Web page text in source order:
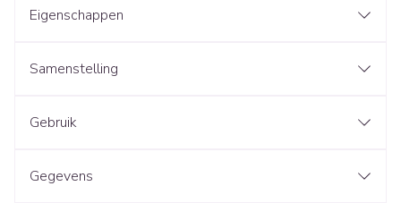
Eigenschappen
Samenstelling
Gebruik
Gegevens